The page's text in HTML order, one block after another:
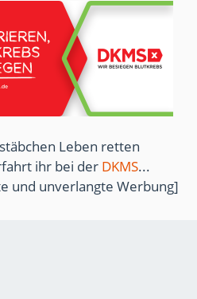
Leben retten
ihr bei der DKMS...
und unverlangte Werbung]